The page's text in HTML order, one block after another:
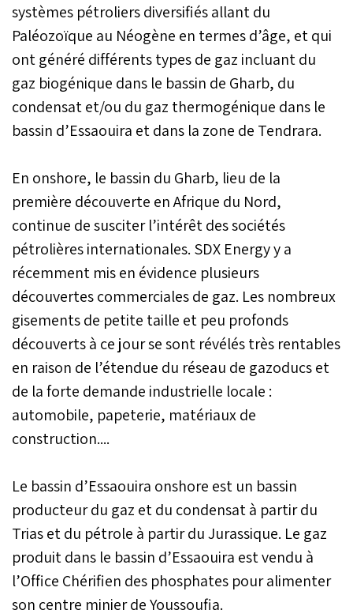
systèmes pétroliers diversifiés allant du
Paléozoïque au Néogène en termes d’âge, et qui
ont généré différents types de gaz incluant du
gaz biogénique dans le bassin de Gharb, du
condensat et/ou du gaz thermogénique dans le
bassin d’Essaouira et dans la zone de Tendrara.
En onshore, le bassin du Gharb, lieu de la
première découverte en Afrique du Nord,
continue de susciter l’intérêt des sociétés
pétrolières internationales. SDX Energy y a
récemment mis en évidence plusieurs
découvertes commerciales de gaz. Les nombreux
gisements de petite taille et peu profonds
découverts à ce jour se sont révélés très rentables
en raison de l’étendue du réseau de gazoducs et
de la forte demande industrielle locale :
automobile, papeterie, matériaux de
construction....
Le bassin d’Essaouira onshore est un bassin
producteur du gaz et du condensat à partir du
Trias et du pétrole à partir du Jurassique. Le gaz
produit dans le bassin d’Essaouira est vendu à
l’Office Chérifien des phosphates pour alimenter
son centre minier de Youssoufia.